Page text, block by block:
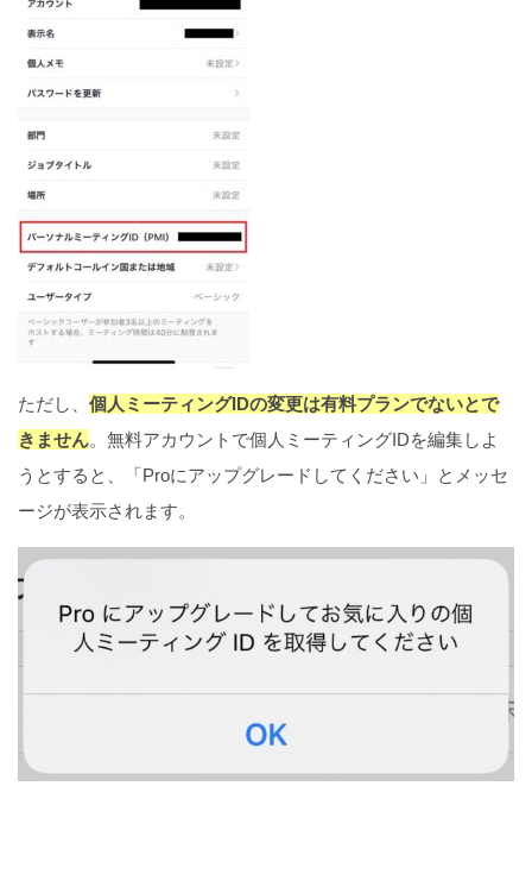
ただし、 個人ミーティングIDの変更は有料プランでないとで
きません。無料アカウントで個人ミーティングIDを編集しよ
うとすると、「Proにアップグレードしてください」とメッセ
ージが表示されます。